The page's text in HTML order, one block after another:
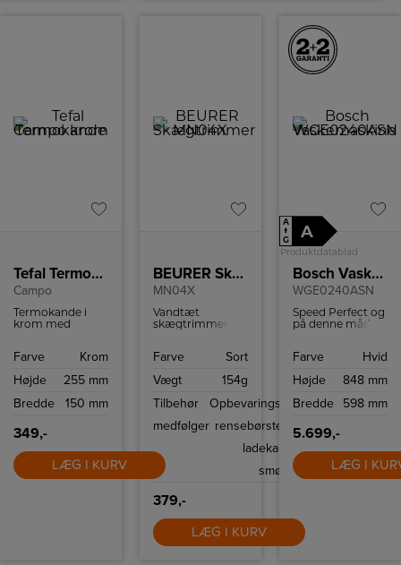
Tefal Termokande krom
Campo
Termokande i
krom med
én hånd takket
lukning. Holder
timer og kold i 24
Farve
Krom
Højde
255 mm
Bredde
150 mm
349,-
LÆG I KURV
BEURER Skægtrimmer
MN04X
Vandtæt
skægtrimmer
90 min. brugstid
3 års garanti.
Farve
Sort
Vægt
154g
Tilbehør
medfølger
Opbevaringstaske,
rensebørste, USB
ladekabel og
smøreolie
379,-
LÆG I KURV
A
↑
G
A
Produktdatablad
Bosch Vaskemaskine
WGE0240ASN
Speed Perfect og
på denne måde
dybden på blot
Farve
Hvid
Højde
848 mm
Bredde
598 mm
5.699,-
LÆG I